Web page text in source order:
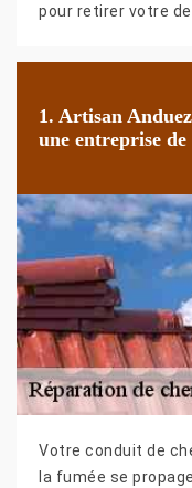
pour retirer votre
1. Artisan
une entreprise
Votre conduit de
la fumée se